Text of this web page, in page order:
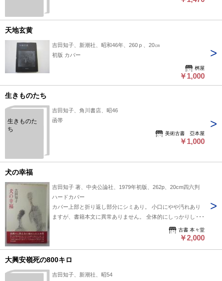
天地玄黄
吉田知子、新潮社、昭和46年、260ｐ、20㎝
初版 カバー
桝屋
￥1,000
生きものたち
生きものた
ち
吉田知子、角川書店、昭46
函帯
美術古書 亞本屋
￥1,000
犬の幸福
吉田知子 著、中央公論社、1979年初版、262p、20cm四六判
ハードカバー
カバー上部と折り返し部分にシミあり。 小口にやや汚れあり
ますが、書籍本文に異常ありません。 全体的にしっかりして
おり、通読に支障ない状態です。 （添付写真をご覧下さい）
発送方法：②ゆうメール 下記の送料表、または価格表記の隣
文学小説関係
古書 本々堂
￥2,000
大興安嶺死の800キロ
吉田知子、新潮社、昭54